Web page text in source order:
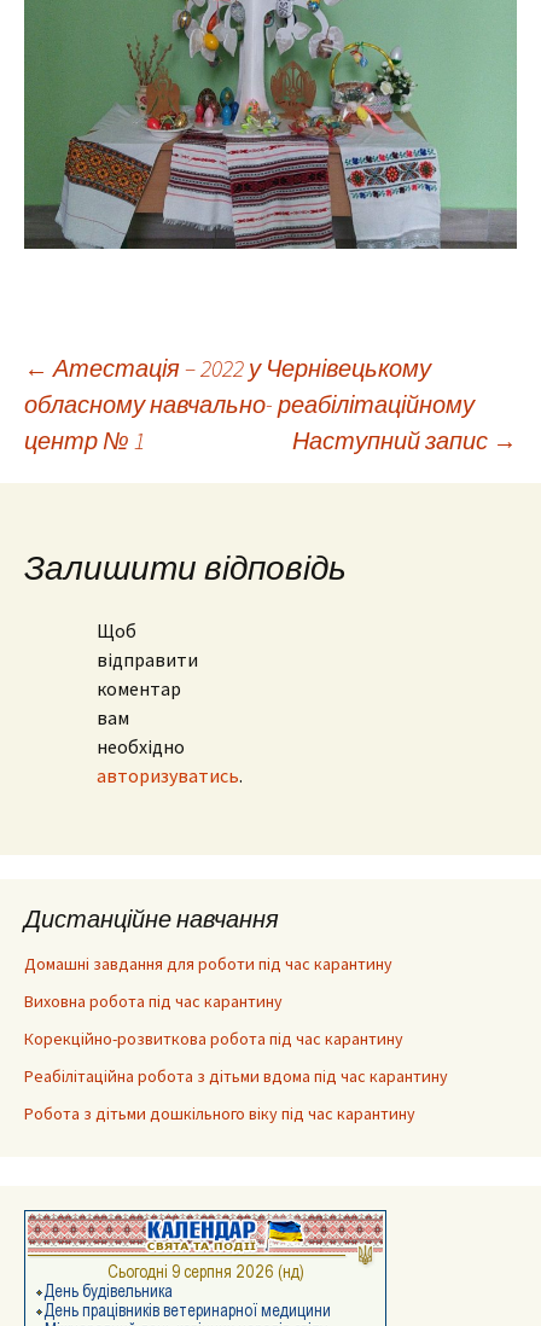
Навігація
по
← Атестація – 2022 у Чернівецькому
обласному навчально- реабілітаційному
центр № 1
Наступний запис →
Залишити відповідь
Щоб
відправити
коментар
вам
необхідно
авторизуватись.
Дистанційне навчання
Домашні завдання для роботи під час карантину
Виховна робота під час карантину
Корекційно-розвиткова робота під час карантину
Реабілітаційна робота з дітьми вдома під час карантину
Робота з дітьми дошкільного віку під час карантину